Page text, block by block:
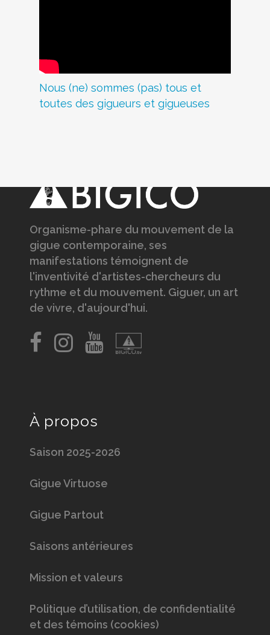
Nous (ne) sommes (pas) tous et
toutes des gigueurs et gigueuses
Organisme-phare du mouvement de la
gigue contemporaine, ses
manifestations témoignent de
l'inventivité d'artistes-chercheurs du
rythme et du mouvement. Giguer, un art
de vivre, d'aujourd'hui.
À propos
Saison 2025-2026
Gigue Virtuose
Gigue Partout
Saisons antérieures
Mission et valeurs
Politique d’utilisation, de confidentialité
et des témoins (cookies)